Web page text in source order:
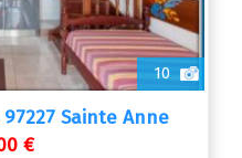
10
Sainte Anne
€